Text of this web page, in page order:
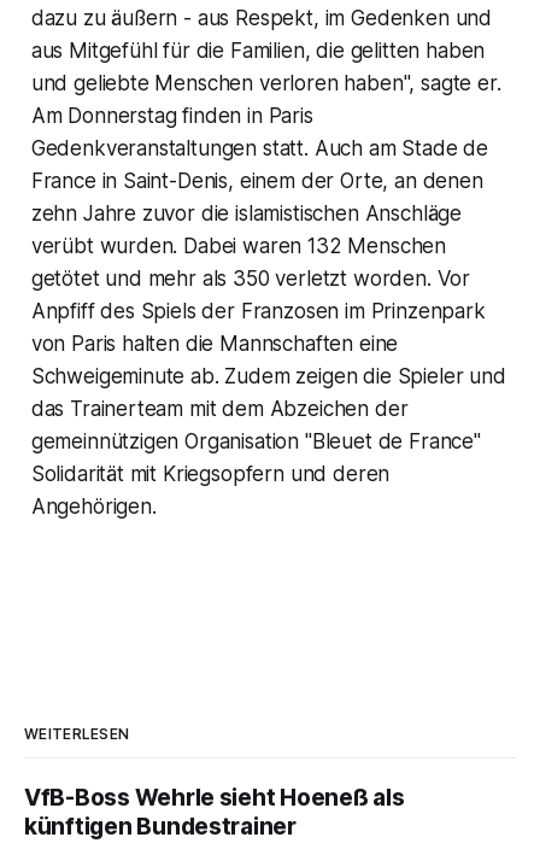
dazu zu äußern - aus Respekt, im Gedenken und
aus Mitgefühl für die Familien, die gelitten haben
und geliebte Menschen verloren haben", sagte er.
Am Donnerstag finden in Paris
Gedenkveranstaltungen statt. Auch am Stade de
France in Saint-Denis, einem der Orte, an denen
zehn Jahre zuvor die islamistischen Anschläge
verübt wurden. Dabei waren 132 Menschen
getötet und mehr als 350 verletzt worden. Vor
Anpfiff des Spiels der Franzosen im Prinzenpark
von Paris halten die Mannschaften eine
Schweigeminute ab. Zudem zeigen die Spieler und
das Trainerteam mit dem Abzeichen der
gemeinnützigen Organisation "Bleuet de France"
Solidarität mit Kriegsopfern und deren
Angehörigen.
WEITERLESEN
VfB-Boss Wehrle sieht Hoeneß als
künftigen Bundestrainer